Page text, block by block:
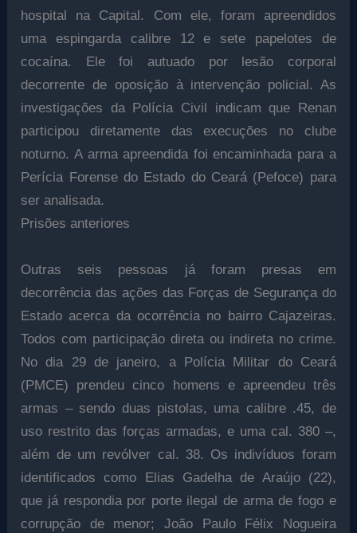
hospital na Capital. Com ele, foram apreendidos
uma espingarda calibre 12 e sete papelotes de
cocaína. Ele foi autuado por lesão corporal
decorrente de oposição à intervenção policial. As
investigações da Polícia Civil indicam que Renan
participou diretamente das execuções no clube
noturno. A arma apreendida foi encaminhada para a
Perícia Forense do Estado do Ceará (Pefoce) para
ser analisada.
Prisões anteriores
Outras seis pessoas já foram presas em
decorrência das ações das Forças de Segurança do
Estado acerca da ocorrência no bairro Cajazeiras.
Todos com participação direta ou indireta no crime.
No dia 29 de janeiro, a Polícia Militar do Ceará
(PMCE) prendeu cinco homens e apreendeu três
armas – sendo duas pistolas, uma calibre .45, de
uso restrito das forças armadas, e uma cal. 380 –,
além de um revólver cal. 38. Os indivíduos foram
identificados como Elias Gadelha de Araújo (22),
que já respondia por porte ilegal de arma de fogo e
corrupção de menor; João Paulo Félix Nogueira